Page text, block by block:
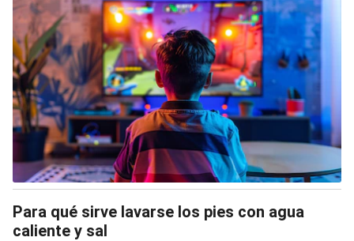
Para qué sirve lavarse los pies con agua
caliente y sal